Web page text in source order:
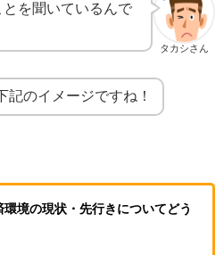
タカシさん
を聞いているんで
記のイメージですね！
環境の現状・先行きについてどう